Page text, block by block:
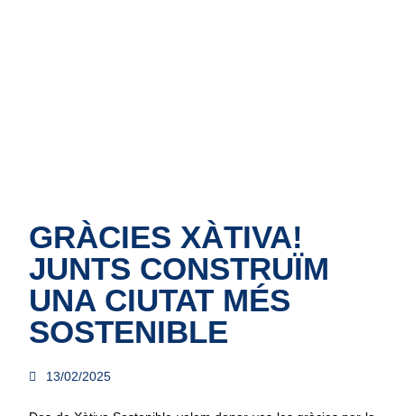
GRÀCIES XÀTIVA!
JUNTS CONSTRUÏM
UNA CIUTAT MÉS
SOSTENIBLE
13/02/2025